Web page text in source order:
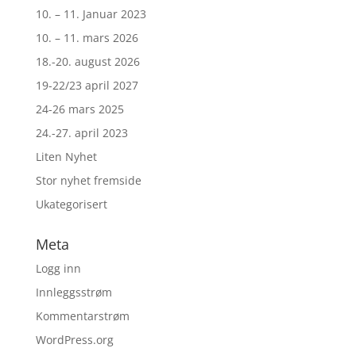
10. – 11. Januar 2023
10. – 11. mars 2026
18.-20. august 2026
19-22/23 april 2027
24-26 mars 2025
24.-27. april 2023
Liten Nyhet
Stor nyhet fremside
Ukategorisert
Meta
Logg inn
Innleggsstrøm
Kommentarstrøm
WordPress.org